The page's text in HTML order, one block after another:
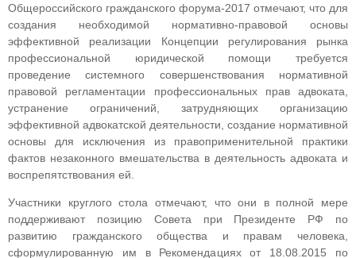
Общероссийского гражданского форума-2017 отмечают, что для
создания необходимой нормативно-правовой основы
эффективной реализации Концепции регулирования рынка
профессиональной юридической помощи требуется
проведение системного совершенствования нормативной
правовой регламентации профессиональных прав адвоката,
устранение ограничений, затрудняющих организацию
эффективной адвокатской деятельности, создание нормативной
основы для исключения из правоприменительной практики
фактов незаконного вмешательства в деятельность адвоката и
воспрепятствования ей.
Участники круглого стола отмечают, что они в полной мере
поддерживают позицию Совета при Президенте РФ по
развитию гражданского общества и правам человека,
сформулированную им в Рекомендациях
от 18.08.2015 по